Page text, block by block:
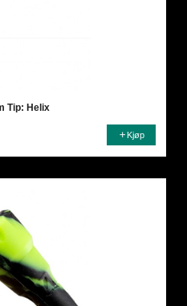
Tip: Helix
Kjøp